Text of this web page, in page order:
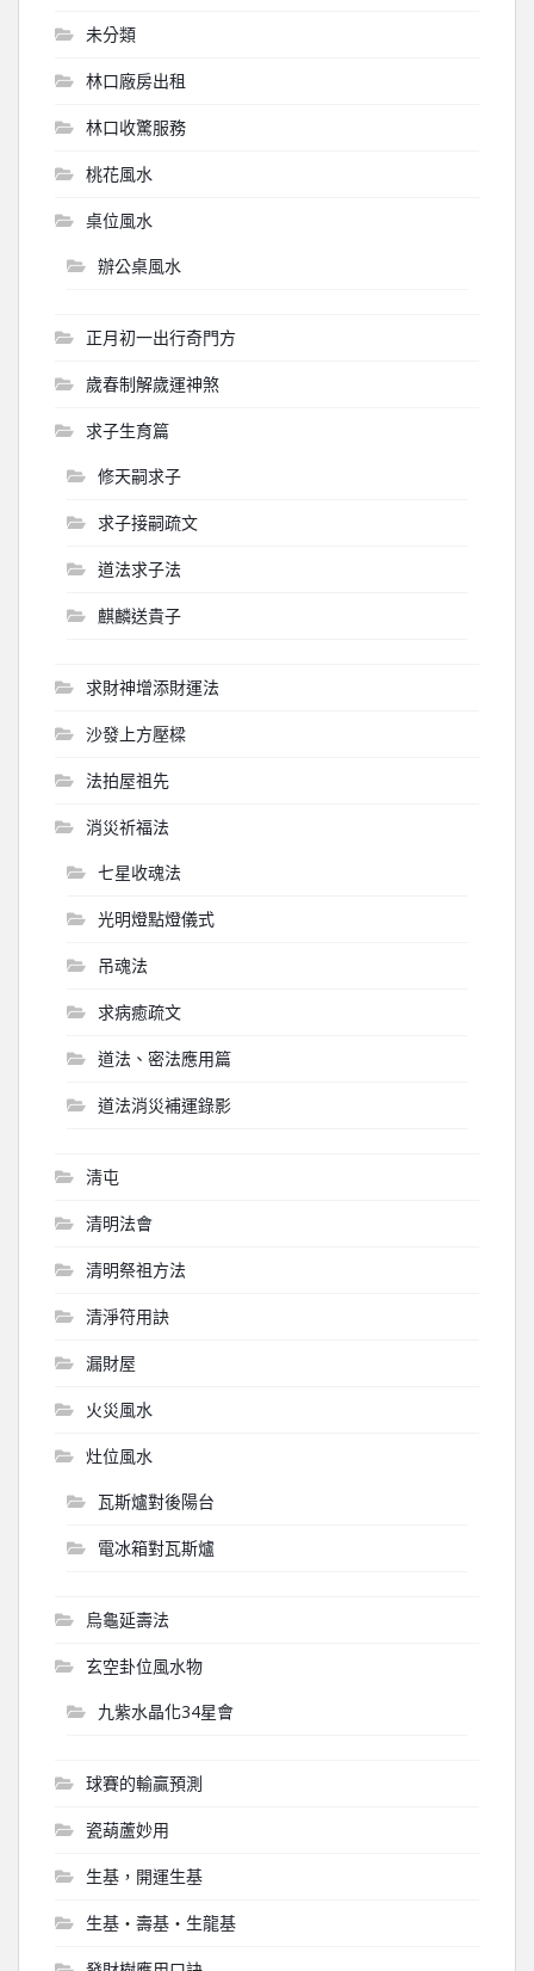
未分類
林口廠房出租
林口收驚服務
桃花風水
桌位風水
辦公桌風水
正月初一出行奇門方
歲春制解歲運神煞
求子生育篇
修天嗣求子
求子接嗣疏文
道法求子法
麒麟送貴子
求財神增添財運法
沙發上方壓樑
法拍屋祖先
消災祈福法
七星收魂法
光明燈點燈儀式
吊魂法
求病癒疏文
道法、密法應用篇
道法消災補運錄影
淸屯
清明法會
清明祭祖方法
清淨符用訣
漏財屋
火災風水
灶位風水
瓦斯爐對後陽台
電冰箱對瓦斯爐
烏龜延壽法
玄空卦位風水物
九紫水晶化34星會
球賽的輸贏預測
瓷葫蘆妙用
生基，開運生基
生基‧壽基‧生龍基